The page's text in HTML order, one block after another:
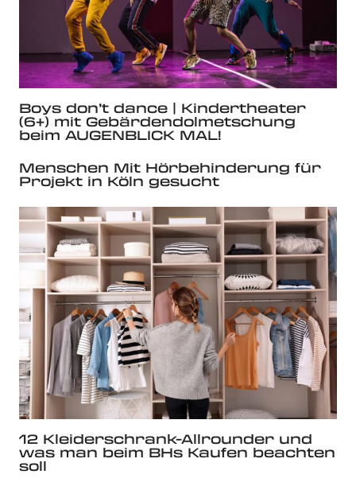
Boys don’t dance | Kindertheater
(6+) mit Gebärdendolmetschung
beim AUGENBLICK MAL!
Menschen Mit Hörbehinderung für
Projekt in Köln gesucht
12 Kleiderschrank-Allrounder und
was man beim BHs Kaufen beachten
soll